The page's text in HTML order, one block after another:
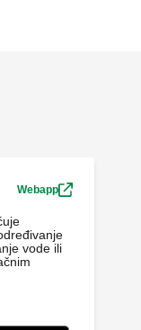
Webapp
vode ili